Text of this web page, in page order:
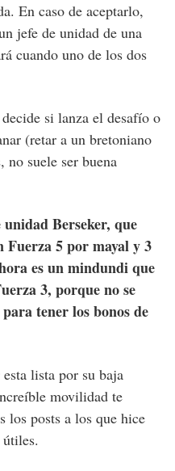
En caso de aceptarlo,
jefe de unidad de una
cuando uno de los dos
si lanza el desafío o
(retar a un bretoniano
no suele ser buena
Berseker, que
Fuerza 5 por mayal y 3
es un mindundi que
3, porque no se
tener los bonos de
lista por su baja
movilidad te
los posts a los que hice